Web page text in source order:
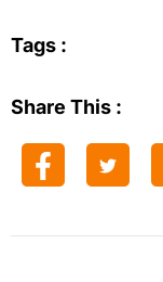
Tags :
Share This :